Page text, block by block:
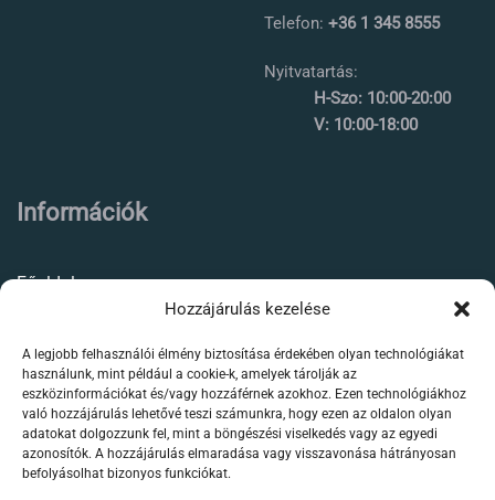
Hozzájárulás kezelése
A legjobb felhasználói élmény biztosítása érdekében olyan technológiákat
használunk, mint például a cookie-k, amelyek tárolják az
eszközinformációkat és/vagy hozzáférnek azokhoz. Ezen technológiákhoz
való hozzájárulás lehetővé teszi számunkra, hogy ezen az oldalon olyan
adatokat dolgozzunk fel, mint a böngészési viselkedés vagy az egyedi
azonosítók. A hozzájárulás elmaradása vagy visszavonása hátrányosan
befolyásolhat bizonyos funkciókat.
Telefon: +36 1 345 8555
Nyitvatartás:
H-Szo: 10:00-20:00
V: 10:00-18:00
Információk
Főoldal
Élőállat kereskedés
Forgalmazott termékeink
Szaktanácsadás /
segítségnyújtás